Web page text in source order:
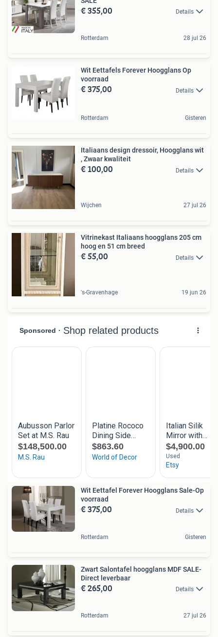
€ 355,00 Details
Rotterdam 28 jul 26
Wit Eettafels Forever Hoogglans Op
voorraad
€ 375,00 Details
Rotterdam Gisteren
Italiaans design dressoir, Hoogglans wit
, Zwaar kwaliteit
€ 100,00 Details
Wijchen 27 jul 26
Vitrinekast Italiaans hoogglans 205 cm
hoog en 51 cm breed
€ 55,00 Details
's-Gravenhage 19 jun 26
Wit Eettafel Forever Hoogglans Sale-Op
voorraad
€ 375,00 Details
Rotterdam Gisteren
Zwart Salontafel hoogglans MDF SALE-
Direct leverbaar
€ 265,00 Details
Rotterdam 27 jul 26